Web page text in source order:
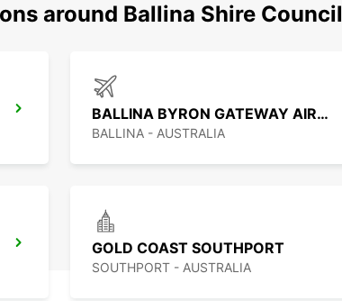
around Ballina Shire Council
BALLINA BYRON GATEWAY AIRPORT
BALLINA - AUSTRALIA
GOLD COAST SOUTHPORT
SOUTHPORT - AUSTRALIA